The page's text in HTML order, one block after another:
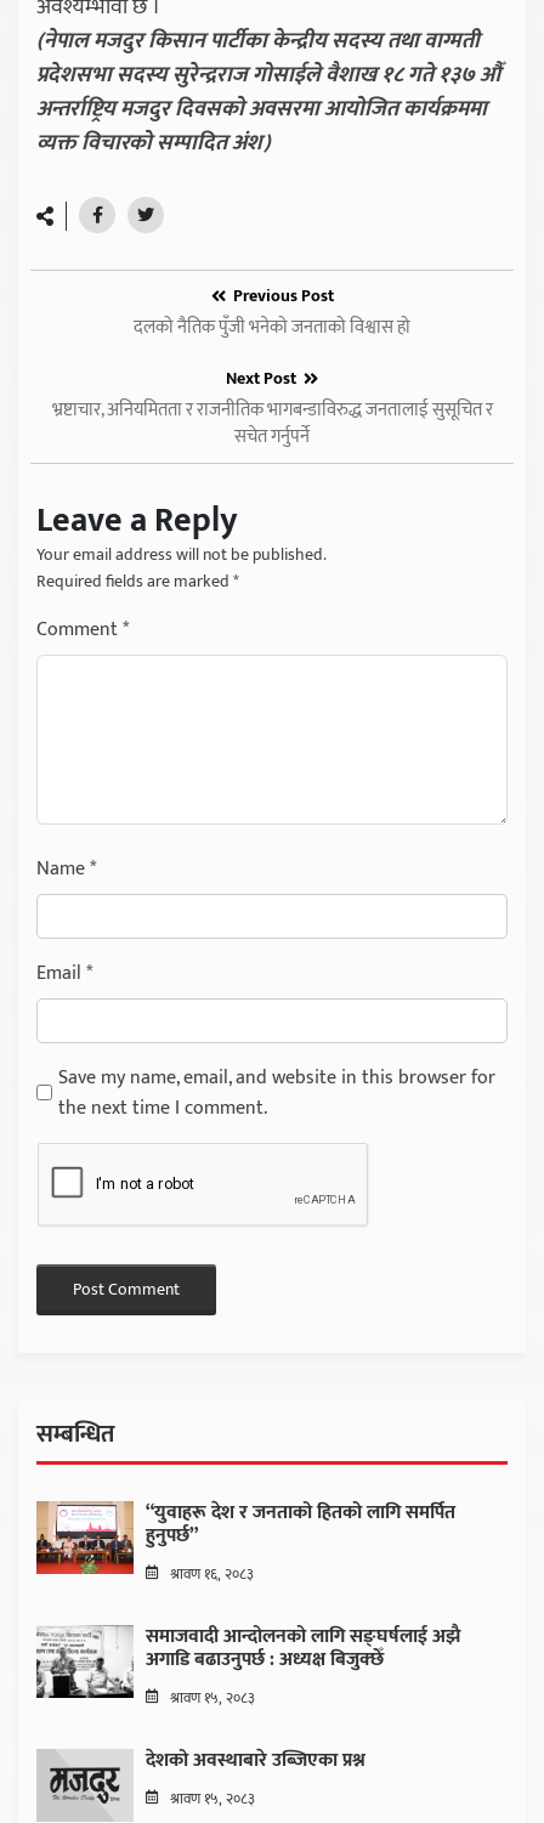
(नेपाल मजदुर किसान पार्टीका केन्द्रीय सदस्य तथा वाग्मती
प्रदेशसभा सदस्य सुरेन्द्रराज गोसाईले वैशाख १८ गते १३७ औँ
अन्तर्राष्ट्रिय मजदुर दिवसको अवसरमा आयोजित कार्यक्रममा
व्यक्त विचारको सम्पादित अंश)
Previous Post
दलको नैतिक पुँजी भनेको जनताको विश्वास हो
Next Post
भ्रष्टाचार, अनियमितता र राजनीतिक भागबन्डाविरुद्ध जनतालाई सुसूचित र
सचेत गर्नुपर्ने
Leave a Reply
Your email address will not be published.
Required fields are marked*
Comment*
Name*
Email*
Save my name, email, and website in this browser for
the next time I comment.
सम्बन्धित
“युवाहरू देश र जनताको हितको लागि समर्पित
हुनुपर्छ”
श्रावण १६, २०८३
समाजवादी आन्दोलनको लागि सङ्घर्षलाई अझै
अगाडि बढाउनुपर्छ : अध्यक्ष बिजुक्छेँ
श्रावण १५, २०८३
देशको अवस्थाबारे उब्जिएका प्रश्न
श्रावण १५, २०८३